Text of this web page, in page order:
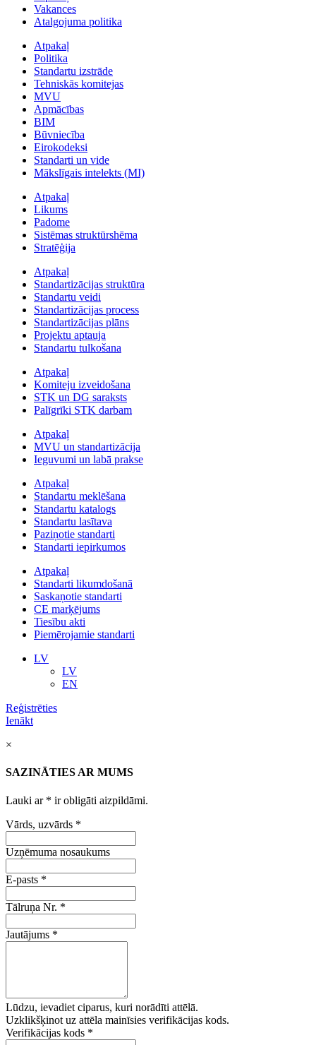
Vakances
Atalgojuma politika
Atpakaļ
Politika
Standartu izstrāde
Tehniskās komitejas
MVU
Apmācības
BIM
Būvniecība
Eirokodeksi
Standarti un vide
Mākslīgais intelekts (MI)
Atpakaļ
Likums
Padome
Sistēmas struktūrshēma
Stratēģija
Atpakaļ
Standartizācijas struktūra
Standartu veidi
Standartizācijas process
Standartizācijas plāns
Projektu aptauja
Standartu tulkošana
Atpakaļ
Komiteju izveidošana
STK un DG saraksts
Palīgrīki STK darbam
Atpakaļ
MVU un standartizācija
Ieguvumi un labā prakse
Atpakaļ
Standartu meklēšana
Standartu katalogs
Standartu lasītava
Paziņotie standarti
Standarti iepirkumos
Atpakaļ
Standarti likumdošanā
Saskaņotie standarti
CE marķējums
Tiesību akti
Piemērojamie standarti
LV
LV
EN
Reģistrēties
Ienākt
×
SAZINĀTIES AR MUMS
Lauki ar * ir obligāti aizpildāmi.
Vārds, uzvārds *
Uzņēmuma nosaukums
E-pasts *
Tālruņa Nr. *
Jautājums *
Lūdzu, ievadiet ciparus, kuri norādīti attēlā.
Uzklikšķinot uz attēla mainīsies verifikācijas kods.
Verifikācijas kods *